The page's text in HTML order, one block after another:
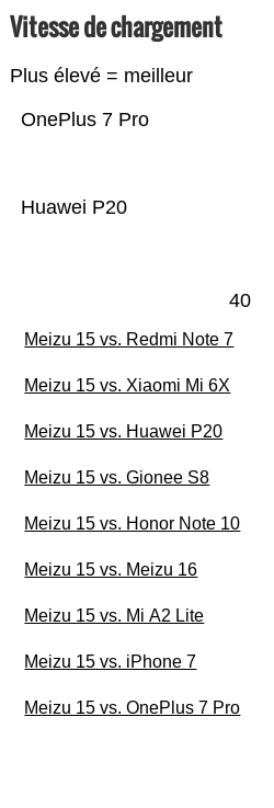
Vitesse de chargement
Plus élevé = meilleur
Huawei P20
OnePlus 7 Pro
40
Meizu 15 vs. Redmi Note 7
Meizu 15 vs. Xiaomi Mi 6X
Meizu 15 vs. Huawei P20
Meizu 15 vs. Gionee S8
Meizu 15 vs. Honor Note 10
Meizu 15 vs. Meizu 16
Meizu 15 vs. Mi A2 Lite
Meizu 15 vs. iPhone 7
Meizu 15 vs. OnePlus 7 Pro